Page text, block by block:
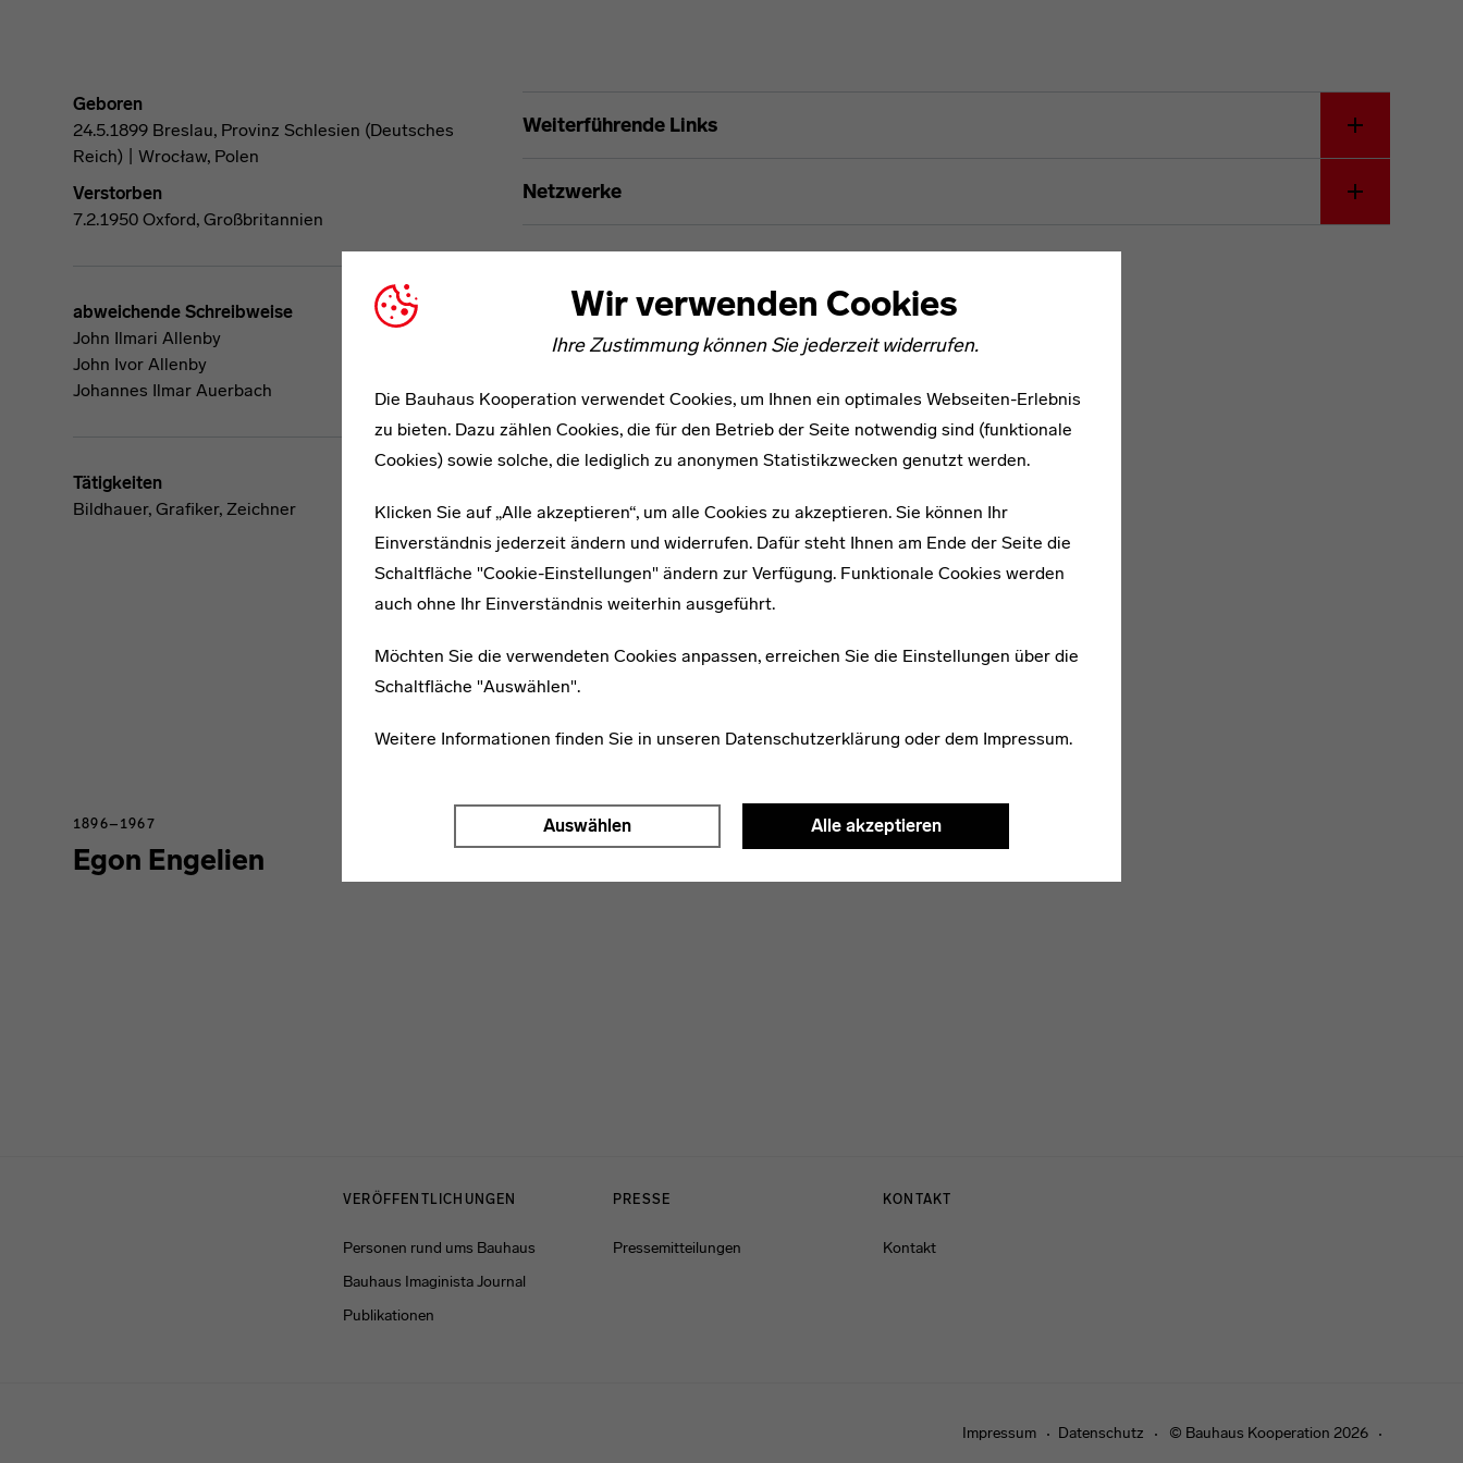
Wir verwenden Cookies
Ihre Zustimmung können Sie jederzeit widerrufen.
Die Bauhaus Kooperation verwendet Cookies, um Ihnen ein optimales Webseiten-Erlebnis
zu bieten. Dazu zählen Cookies, die für den Betrieb der Seite notwendig sind (funktionale
Cookies) sowie solche, die lediglich zu anonymen Statistikzwecken genutzt werden.
Klicken Sie auf „Alle akzeptieren“, um alle Cookies zu akzeptieren. Sie können Ihr
Einverständnis jederzeit ändern und widerrufen. Dafür steht Ihnen am Ende der Seite die
Schaltfläche "Cookie-Einstellungen" ändern zur Verfügung. Funktionale Cookies werden
auch ohne Ihr Einverständnis weiterhin ausgeführt.
Möchten Sie die verwendeten Cookies anpassen, erreichen Sie die Einstellungen über die
Schaltfläche "Auswählen".
Weitere Informationen finden Sie in unseren Datenschutzerklärung oder dem Impressum.
Auswählen Alle akzeptieren
Geboren
24.5.1899 Breslau, Provinz Schlesien (Deutsches
Reich) | Wrocław, Polen
Verstorben
7.2.1950 Oxford, Großbritannien
abweichende Schreibweise
John Ilmari Allenby
John Ivor Allenby
Johannes Ilmar Auerbach
Tätigkeiten
Bildhauer, Grafiker, Zeichner
Johannes Ilmari Auerbach
Weiterführende Links
Netzwerke
Egon Engelien
1896–1967 1899–1970
Erich Glas
VERÖFFENTLICHUNGEN
Personen rund ums Bauhaus
Bauhaus Imaginista Journal
Publikationen
PRESSE
Pressemitteilungen
KONTAKT
Kontakt
Impressum Datenschutz © Bauhaus Kooperation 2026